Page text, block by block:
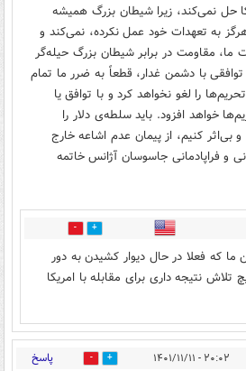
حل نمی‌کند، زیرا شیطان بزرگ همیشه
به تعهدات خود عمل نکرده، نمی‌کند و
ما، مقاومت در برابر شیطان بزرگ حیله‌گر
با دشمن غدار، قطعاً به ضرر ما تمام
را لغو نخواهد کرد و با توافق یا
خواهد افزود. باید سلطه‌ی دلار را
بی‌اثر کنیم، از پیمان عدم اشاعه خارج
و فراپادمانی جاسوسان آژانس خاتمه
0
ما که فعلا در حال دیوار کشیدن به دور
نتیجه داری برای مقابله با امریکا
۲۰:۰۲ - ۱۴۰۱/۱۱/۱۱ 1 پاسخ